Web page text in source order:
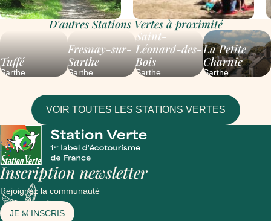
D'autres Stations Vertes à proximité
Tuffé
Sarthe
Fresnay-sur-
Sarthe
Sarthe
Saint-
Léonard-des-
Bois
Sarthe
La Petite
Charnie
Sarthe
VOIR TOUTES LES STATIONS VERTES
Inscription newsletter
Rejoignez la communauté
JE M'INSCRIS